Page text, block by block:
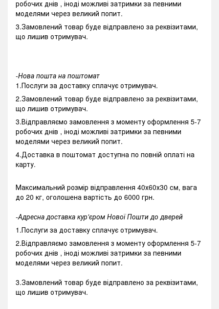
робочих днів , іноді можливі затримки за певними
моделями через великий попит.
3.Замовлений товар буде відправлено за реквізитами,
що лишив отримувач.
-Нова пошта на поштомат
1.Послуги за доставку сплачує отримувач.
2.Замовлений товар буде відправлено за реквізитами,
що лишив отримувач.
3.Відправляємо замовлення з моменту оформлення 5-7
робочих днів , іноді можливі затримки за певними
моделями через великий попит.
4.Доставка в поштомат доступна по повній оплаті на
карту.
Максимальний розмір відправлення 40х60х30 см, вага
до 20 кг, оголошена вартість до 6000 грн.
-Адресна доставка кур'єром Нової Пошти до дверей
1.Послуги за доставку сплачує отримувач.
2.Відправляємо замовлення з моменту оформлення 5-7
робочих днів , іноді можливі затримки за певними
моделями через великий попит.
3.Замовлений товар буде відправлено за реквізитами,
що лишив отримувач.